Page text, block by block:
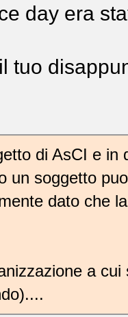
day era
tuo
di AsCI e
un soggetto
dato che
a